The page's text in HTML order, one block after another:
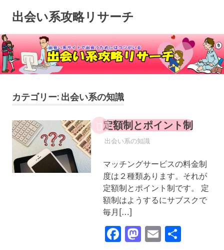
ン
ツ
へ
出会い系攻略リサーチ
カテゴリー: 出会い系の知識
定額制とポイント制
2024年6月26日
YYYPRO
出会い系の知識
マッチングサービスの料金制
度は２種類あります。それが
定額制とポイント制です。 定
額制はようするにサブスクで
毎月[…]
Facebook
Mastodon
Email
共